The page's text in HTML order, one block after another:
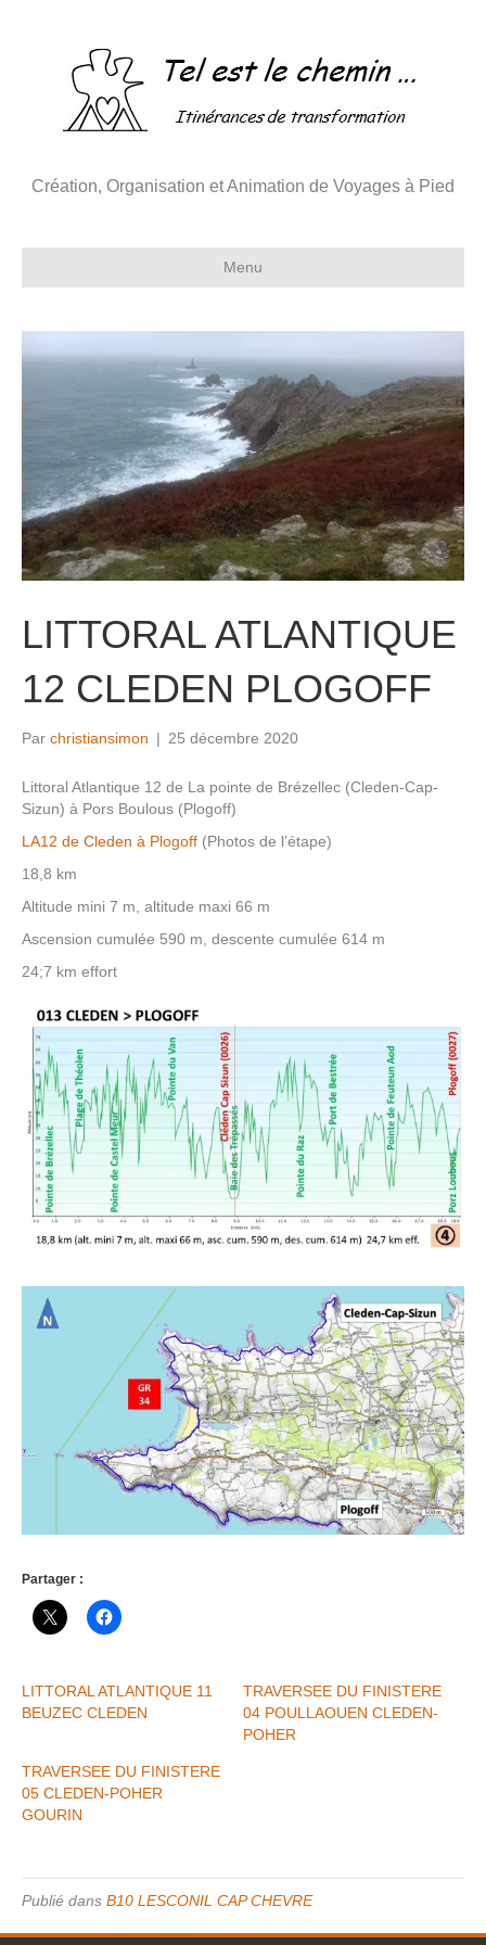
Création, Organisation et Animation de Voyages à Pied
Menu
LITTORAL ATLANTIQUE
12 CLEDEN PLOGOFF
Par christiansimon | 25 décembre 2020
Littoral Atlantique 12 de La pointe de Brézellec (Cleden-Cap-
Sizun) à Pors Boulous (Plogoff)
LA12 de Cleden à Plogoff (Photos de l’étape)
18,8 km
Altitude mini 7 m, altitude maxi 66 m
Ascension cumulée 590 m, descente cumulée 614 m
24;7 km effort
Partager :
LITTORAL ATLANTIQUE 11
BEUZEC CLEDEN
TRAVERSEE DU FINISTERE
04 POULLAOUEN CLEDEN-
POHER
TRAVERSEE DU FINISTERE
05 CLEDEN-POHER
GOURIN
Publié dans B10 LESCONIL CAP CHEVRE